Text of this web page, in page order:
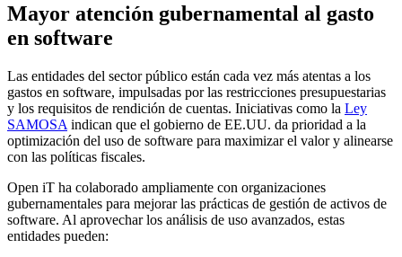
Mayor atención gubernamental al gasto
en software
Las entidades del sector público están cada vez más atentas a los
gastos en software, impulsadas por las restricciones presupuestarias
y los requisitos de rendición de cuentas. Iniciativas como la Ley
SAMOSA indican que el gobierno de EE.UU. da prioridad a la
optimización del uso de software para maximizar el valor y alinearse
con las políticas fiscales.
Open iT ha colaborado ampliamente con organizaciones
gubernamentales para mejorar las prácticas de gestión de activos de
software. Al aprovechar los análisis de uso avanzados, estas
entidades pueden: